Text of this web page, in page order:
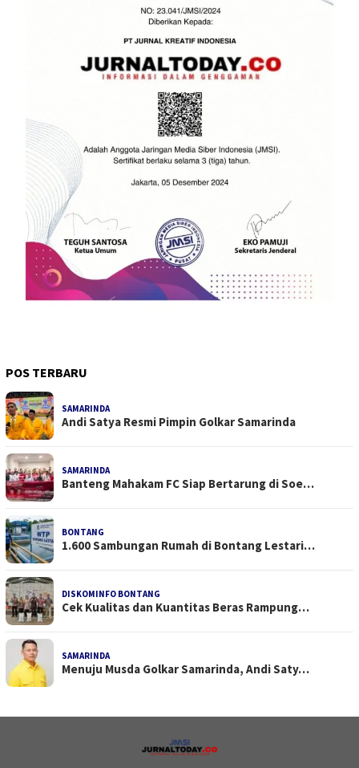
POS TERBARU
SAMARINDA
Andi Satya Resmi Pimpin Golkar Samarinda
SAMARINDA
Banteng Mahakam FC Siap Bertarung di Soe…
BONTANG
1.600 Sambungan Rumah di Bontang Lestari…
DISKOMINFO BONTANG
Cek Kualitas dan Kuantitas Beras Rampung…
SAMARINDA
Menuju Musda Golkar Samarinda, Andi Saty…